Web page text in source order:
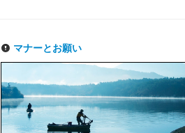
マナーとお願い